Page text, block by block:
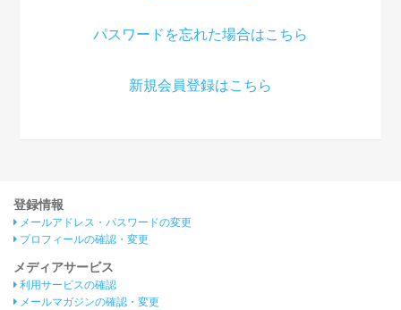
パスワードを忘れた場合はこちら
新規会員登録はこちら
登録情報
メールアドレス・パスワードの変更
プロフィールの確認・変更
メディアサービス
利用サービスの確認
メールマガジンの確認・変更